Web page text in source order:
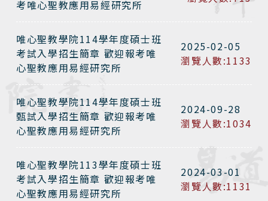
考唯心聖教應用易經研究所
唯心聖教學院114學年度碩士班
考試入學招生簡章 歡迎報考唯
心聖教應用易經研究所
2025-02-05
瀏覽人數:1133
唯心聖教學院114學年度碩士班
甄試入學招生簡章 歡迎報考唯
心聖教應用易經研究所
2024-09-28
瀏覽人數:1034
唯心聖教學院113學年度碩士班
考試入學招生簡章 歡迎報考唯
心聖教應用易經研究所
2024-03-01
瀏覽人數:1131